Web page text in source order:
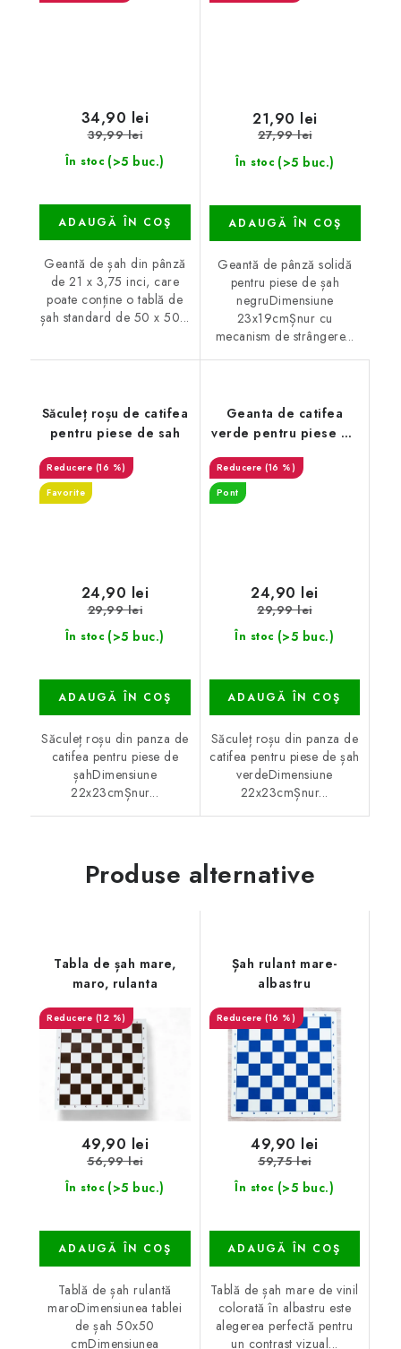
În stoc (>5 buc.)
34,90 lei
39,99 lei
ADAUGĂ ÎN COŞ
Geantă de șah din pânză
de 21 x 3,75 inci, care
poate conține o tablă de
șah standard de 50 x 50...
În stoc (>5 buc.)
21,90 lei
27,99 lei
ADAUGĂ ÎN COŞ
Geantă de pânză solidă
pentru piese de șah
negruDimensiune
23x19cmȘnur cu
mecanism de strângere...
Săculeț roșu de catifea
pentru piese de sah
(16 %)
Favorite
În stoc (>5 buc.)
24,90 lei
29,99 lei
ADAUGĂ ÎN COŞ
Săculeț roșu din panza de
catifea pentru piese de
șahDimensiune
22x23cmȘnur...
Geanta de catifea
verde pentru piese de
(16 %)
Pont
În stoc (>5 buc.)
24,90 lei
29,99 lei
ADAUGĂ ÎN COŞ
Săculeț roșu din panza de
catifea pentru piese de șah
verdeDimensiune
22x23cmȘnur...
Produse alternative
Tabla de șah mare,
maro, rulanta
(12 %)
În stoc (>5 buc.)
49,90 lei
56,99 lei
ADAUGĂ ÎN COŞ
Tablă de șah rulantă
maroDimensiunea tablei
de șah 50x50
cmDimensiunea
Șah rulant mare-
albastru
(16 %)
În stoc (>5 buc.)
49,90 lei
59,75 lei
ADAUGĂ ÎN COŞ
Tablă de șah mare de vinil
colorată în albastru este
alegerea perfectă pentru
un contrast vizual...